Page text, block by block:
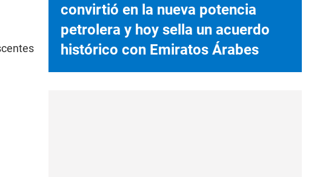
convirtió en la nueva potencia
petrolera y hoy sella un acuerdo
histórico con Emiratos Árabes